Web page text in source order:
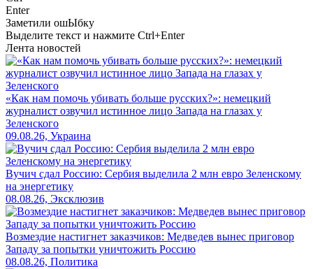
Enter
Заметили ошЫбку
Выделите текст и нажмите Ctrl+Enter
Лента новостей
«Как нам помочь убивать больше русских?»: немецкий
журналист озвучил истинное лицо Запада на глазах у
Зеленского
09.08.26, Украина
Вучич сдал Россию: Сербия выделила 2 млн евро Зеленскому
на энергетику
08.08.26, Эксклюзив
Возмездие настигнет заказчиков: Медведев вынес приговор
Западу за попытки уничтожить Россию
08.08.26, Политика